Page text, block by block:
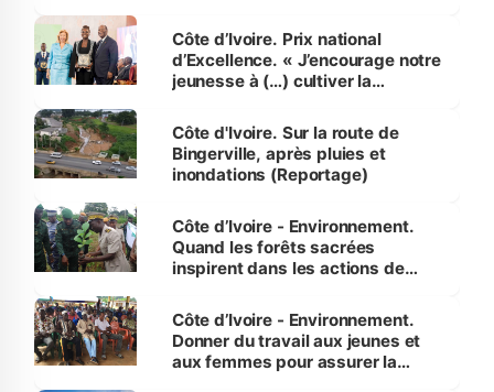
Côte d’Ivoire. Prix national
d’Excellence. « J’encourage notre
jeunesse à (…) cultiver la
(Alassane Ouattara
Côte d'Ivoire. Sur la route de
Bingerville, après pluies et
inondations (Reportage)
Côte d’Ivoire - Environnement.
Quand les forêts sacrées
inspirent dans les actions de
Côte d’Ivoire - Environnement.
Donner du travail aux jeunes et
aux femmes pour assurer la